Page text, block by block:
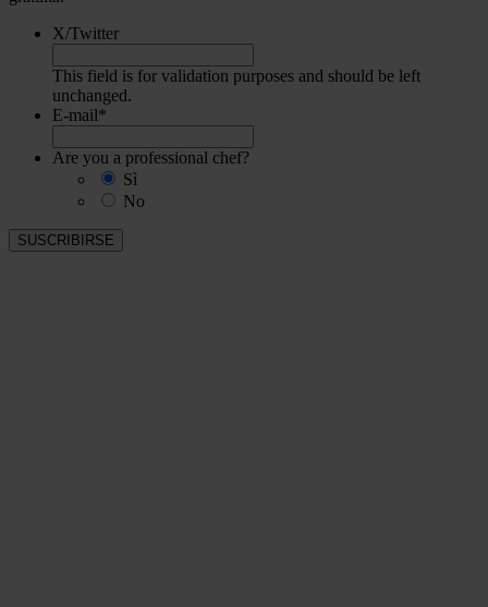
X/Twitter
This field is for validation purposes and should be left
unchanged.
E-mail*
Are you a professional chef?
Sì
No